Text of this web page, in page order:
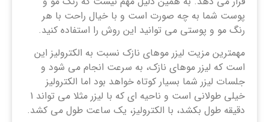
پوست شما به چه صورت است و با خیال راحت با هر
رنگ مو و پوستی می توانید این روش را استفاده کنید.
مهمترین مزیت لیزر موهای نازک نسبت به الکترولیز این
است که لیزر موهای نازک، به سرعت انجام می شود و
جلسات لیزر شما بسیار کوتاه خواهد بود اما الکترولیز
خیلی طولانی است و ناحیه ای که با لیزر مثلا می تواند 1
دقیقه طول بکشد، با الکترولیز، یک ساعت طول می کشد.